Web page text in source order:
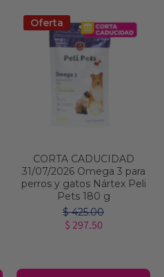
Oferta
CORTA CADUCIDAD
31/07/2026 Omega 3 para
perros y gatos Nártex Peli
Pets 180 g
$ 425.00
$ 297.50